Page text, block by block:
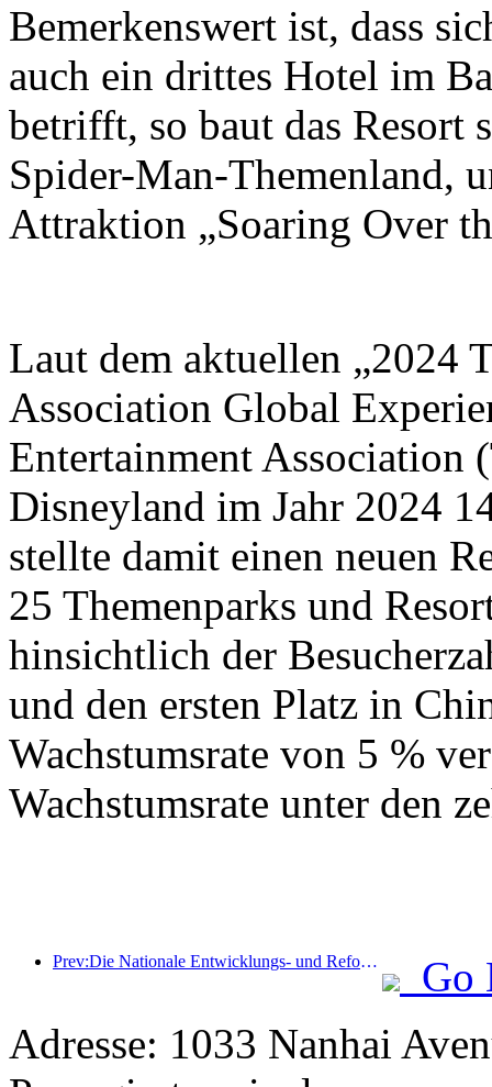
Bemerkenswert ist, dass
auch ein drittes Hotel im
betrifft, so baut das Resort
Spider-Man-Themenland,
Attraktion „Soaring Over
Laut dem aktuellen „2024
Association Global
Entertainment Association
Disneyland im Jahr 2024
stellte damit einen neuen
25 Themenparks und
hinsichtlich der
und den ersten Platz in
Wachstumsrate von 5 %
Wachstumsrate unter den
Prev:Die Nationale Entwicklungs- und Reformkommission hat die erste Charge von 49 hochwertigen Outdoor-Sportzielen veröffentlicht
Go
Adresse: 1033 Nanhai